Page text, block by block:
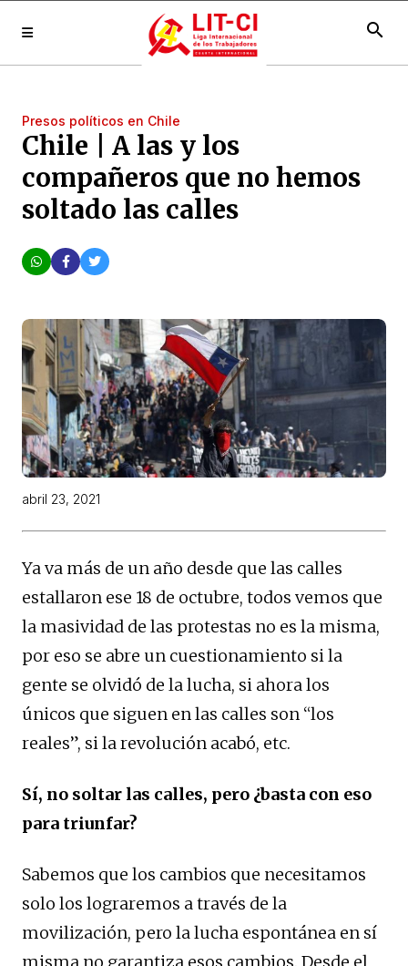
search
Presos políticos en Chile
Chile | A las y los
compañeros que no hemos
soltado las calles
abril 23, 2021
Ya va más de un año desde que las calles
estallaron ese 18 de octubre, todos vemos que
la masividad de las protestas no es la misma,
por eso se abre un cuestionamiento si la
gente se olvidó de la lucha, si ahora los
únicos que siguen en las calles son “los
reales”, si la revolución acabó, etc.
Sí, no soltar las calles, pero ¿basta con eso
para triunfar?
Sabemos que los cambios que necesitamos
solo los lograremos a través de la
movilización, pero la lucha espontánea en sí
misma no garantiza esos cambios. Desde el